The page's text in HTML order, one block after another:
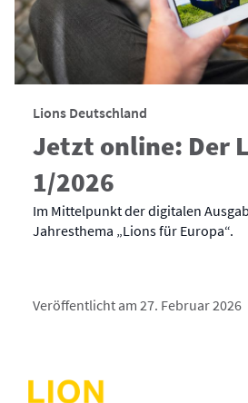
Lions Deutschland
Jetzt online: Der
1/2026
Im Mittelpunkt der digitalen
Jahresthema „Lions für Europa“.
Veröffentlicht am 27. Februar 2026